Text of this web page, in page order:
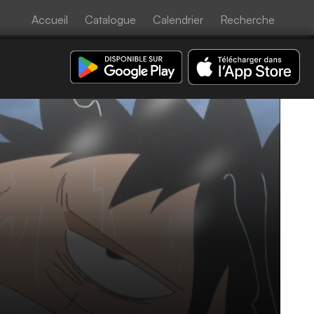
Accueil Catalogue Calendrier Recherche